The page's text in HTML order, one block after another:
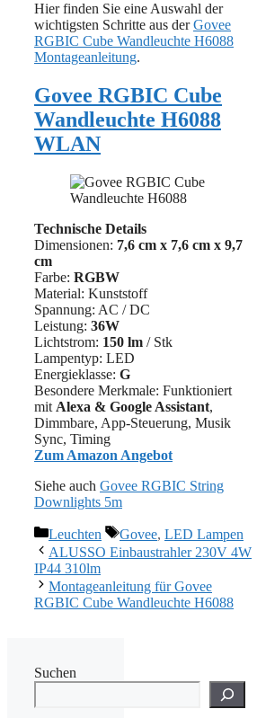
Hier finden Sie eine Auswahl der
wichtigsten Schritte aus derGovee
RGBIC Cube Wandleuchte H6088
Montageanleitung.
Govee RGBIC Cube
Wandleuchte H6088
WLAN
Technische Details
Dimensionen: 7,6 cm x 7,6 cm x 9,7
cm
Farbe: RGBW
Material: ‎Kunststoff
Spannung: AC / DC
Leistung: 36W
Lichtstrom: 150 lm / Stk
Lampentyp: LED
Energieklasse: G
Besondere Merkmale: Funktioniert
mit Alexa & Google Assistant,
Dimmbare, App-Steuerung, Musik
Sync, Timing
Zum Amazon Angebot
Siehe auch Govee RGBIC String
Downlights 5m
Kategorien
Leuchten Schlagwörter
Govee, LED Lampen
ALUSSO Einbaustrahler 230V 4W
IP44 310lm
Montageanleitung für Govee
RGBIC Cube Wandleuchte H6088
Suchen